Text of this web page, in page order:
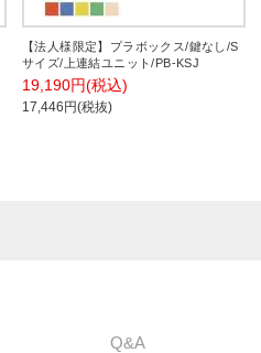
【法人様限定】プラボックス/鍵なし/S
サイズ/上連結ユニット/PB-KSJ
19,190円(税込)
17,446円(税抜)
Q&A